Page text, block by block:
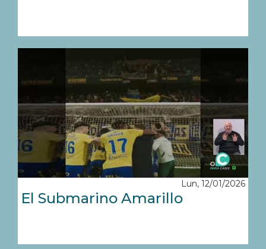
Lun, 12/01/2026
El Submarino Amarillo